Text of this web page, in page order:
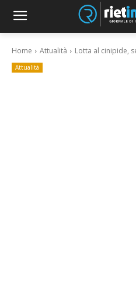
Home Attualità Lotta al cinipide,
Attualità